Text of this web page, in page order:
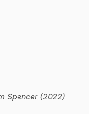
Spencer (2022)